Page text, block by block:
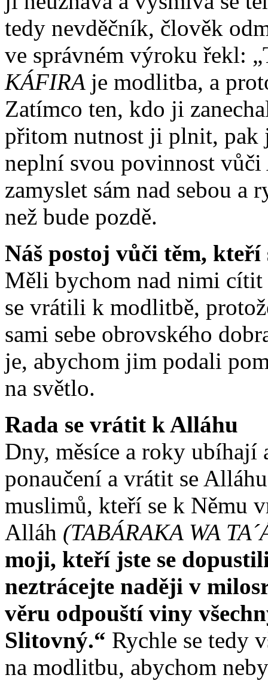
tedy nevděčník, člověk
ve správném výroku řekl:
KÁFIRA je modlitba, a
Zatímco ten, kdo ji
přitom nutnost ji plnit, pak
neplní svou povinnost
zamyslet sám nad sebou
než bude pozdě.
Náš postoj vůči těm, kteří
Měli bychom nad nimi
se vrátili k modlitbě,
sami sebe obrovského
je, abychom jim podali
na světlo.
Rada se vrátit k Alláhu
Dny, měsíce a roky
ponaučení a vrátit se
muslimů, kteří se k Němu
Alláh (TABÁRAKA WA
moji, kteří jste se
neztrácejte naději v
věru odpouští viny
Slitovný.“ Rychle se tedy
na modlitbu, abychom